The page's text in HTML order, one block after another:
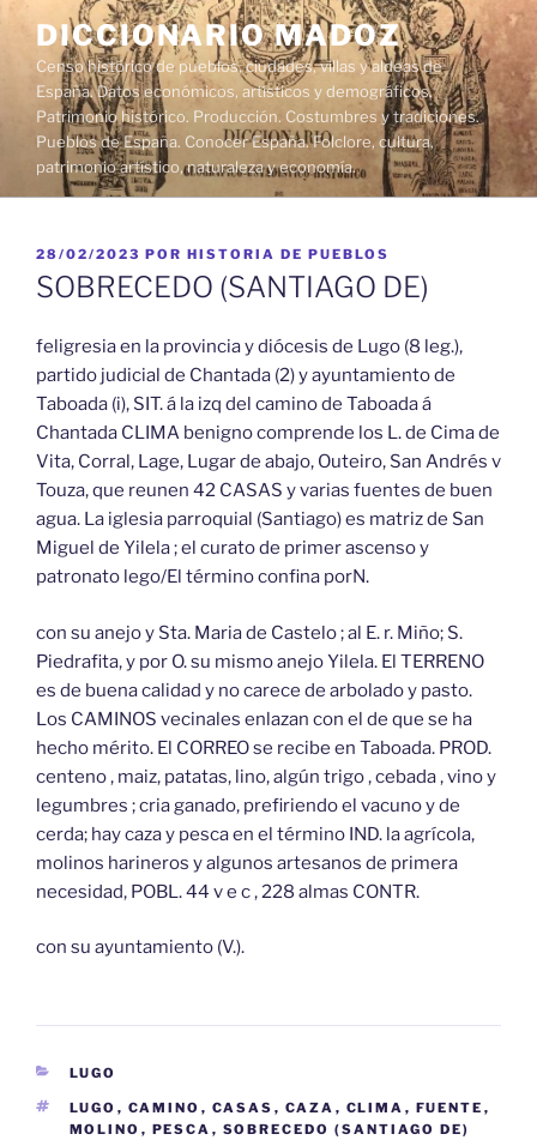
contenido
DICCIONARIO MADOZ
Censo histórico de pueblos, ciudades, villas y aldeas de
España. Datos económicos, artísticos y demográficos.
Patrimonio histórico. Producción. Costumbres y tradiciones.
Pueblos de España. Conocer España. Folclore, cultura,
patrimonio artístico, naturaleza y economía.
PUBLICADO
EL
28/02/2023 POR HISTORIA DE PUEBLOS
SOBRECEDO (SANTIAGO DE)
feligresia en la provincia y diócesis de Lugo (8 leg.),
partido judicial de Chantada (2) y ayuntamiento de
Taboada (i), SIT. á la izq del camino de Taboada á
Chantada CLIMA benigno comprende los L. de Cima de
Vita, Corral, Lage, Lugar de abajo, Outeiro, San Andrés v
Touza, que reunen 42 CASAS y varias fuentes de buen
agua. La iglesia parroquial (Santiago) es matriz de San
Miguel de Yilela ; el curato de primer ascenso y
patronato lego/El término confina porN.
con su anejo y Sta. Maria de Castelo ; al E. r. Miño; S.
Piedrafita, y por O. su mismo anejo Yilela. El TERRENO
es de buena calidad y no carece de arbolado y pasto.
Los CAMINOS vecinales enlazan con el de que se ha
hecho mérito. El CORREO se recibe en Taboada. PROD.
centeno , maiz, patatas, lino, algún trigo , cebada , vino y
legumbres ; cria ganado, prefiriendo el vacuno y de
cerda; hay caza y pesca en el término IND. la agrícola,
molinos harineros y algunos artesanos de primera
necesidad, POBL. 44 v e c , 228 almas CONTR.
con su ayuntamiento (V.).
CATEGORÍAS
LUGO
ETIQUETAS
LUGO , CAMINO , CASAS , CAZA , CLIMA , FUENTE ,
MOLINO , PESCA , SOBRECEDO (SANTIAGO DE)